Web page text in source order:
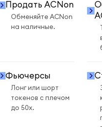
Продать ACNon
Обменяйте ACNon
на наличные.
Фьючерсы
Лонг или шорт
токенов с плечом
до 50x.